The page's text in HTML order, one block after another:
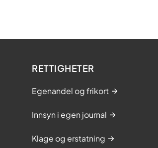
RETTIGHETER
Egenandel og frikort
Innsyn i egen journal
Klage og erstatning